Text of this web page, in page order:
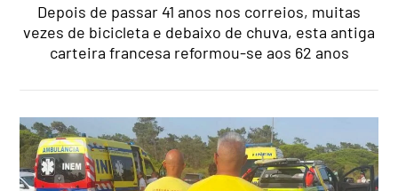
Depois de passar 41 anos nos correios, muitas
vezes de bicicleta e debaixo de chuva, esta antiga
carteira francesa reformou-se aos 62 anos